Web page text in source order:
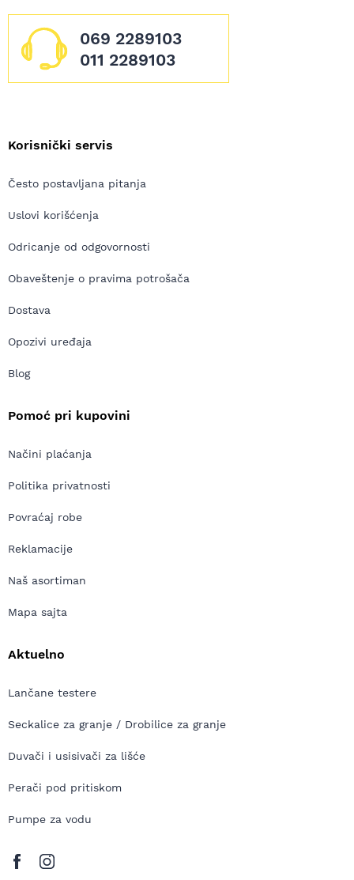
069 2289103
011 2289103
Korisnički servis
Često postavljana pitanja
Uslovi korišćenja
Odricanje od odgovornosti
Obaveštenje o pravima potrošača
Dostava
Opozivi uređaja
Blog
Pomoć pri kupovini
Načini plaćanja
Politika privatnosti
Povraćaj robe
Reklamacije
Naš asortiman
Mapa sajta
Aktuelno
Lančane testere
Seckalice za granje / Drobilice za granje
Duvači i usisivači za lišće
Perači pod pritiskom
Pumpe za vodu